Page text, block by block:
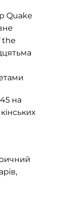
Quake
the
на